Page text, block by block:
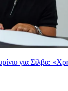
για Σίλβα: